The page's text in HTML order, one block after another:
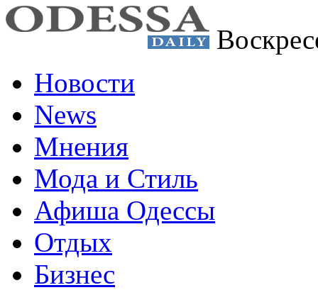
Новости
News
Мнения
Мода и Стиль
Афиша Одессы
Отдых
Бизнес